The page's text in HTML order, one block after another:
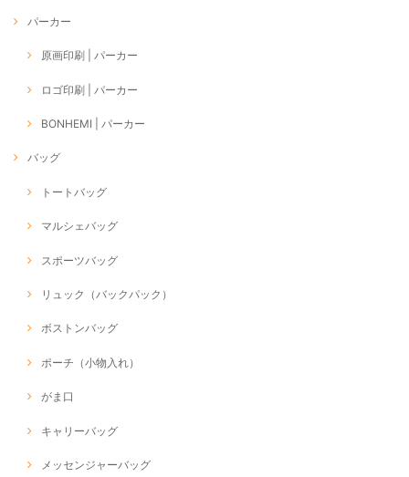
パーカー
原画印刷 | パーカー
ロゴ印刷 | パーカー
BONHEMI | パーカー
バッグ
トートバッグ
マルシェバッグ
スポーツバッグ
リュック（バックパック）
ボストンバッグ
ポーチ（小物入れ）
がま口
キャリーバッグ
メッセンジャーバッグ